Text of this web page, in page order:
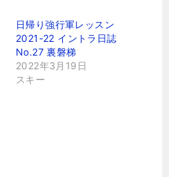
日帰り強行軍レッスン
2021-22 イントラ日誌
No.27 裏磐梯
2022年3月19日
スキー